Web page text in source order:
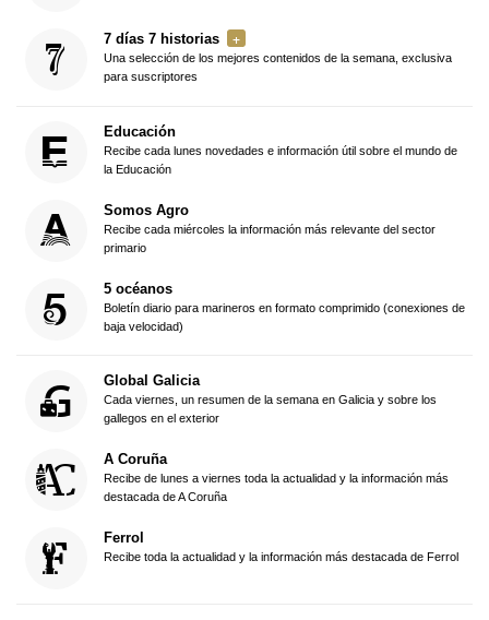
7 días 7 historias
Una selección de los mejores contenidos de la semana, exclusiva
para suscriptores
Educación
Recibe cada lunes novedades e información útil sobre el mundo de
la Educación
Somos Agro
Recibe cada miércoles la información más relevante del sector
primario
5 océanos
Boletín diario para marineros en formato comprimido (conexiones de
baja velocidad)
Global Galicia
Cada viernes, un resumen de la semana en Galicia y sobre los
gallegos en el exterior
A Coruña
Recibe de lunes a viernes toda la actualidad y la información más
destacada de A Coruña
Ferrol
Recibe toda la actualidad y la información más destacada de Ferrol